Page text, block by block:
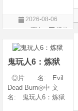
名: 幸存地球◎
年 代: 2026◎
类 别: 纪录片
◎语 言: 英语
◎上映
2026-08-06
评论
纪录
片
鬼玩人6：炼狱
◎片 名: Evil
Dead Burn◎中 文
名: 鬼玩人6：炼狱